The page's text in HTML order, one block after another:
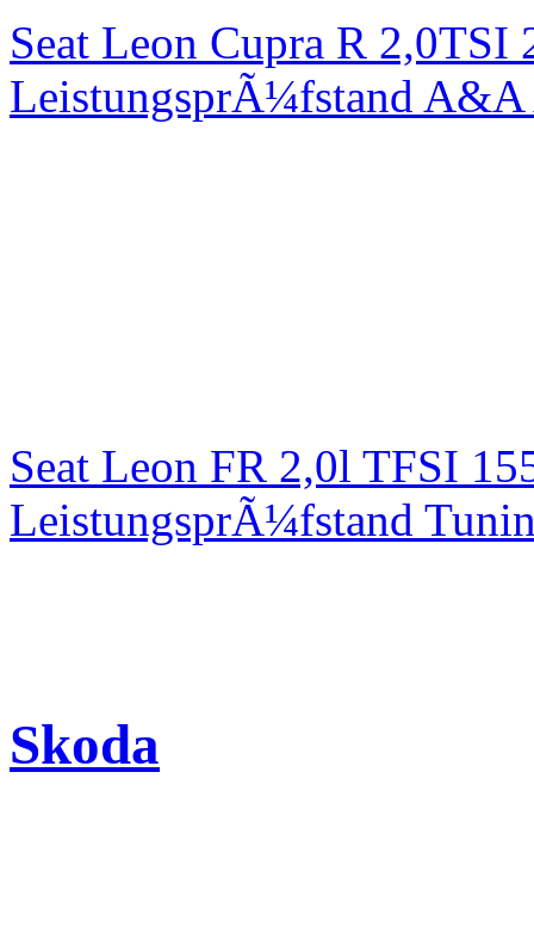
Seat Leon Cupra R
LeistungsprÃ¼fstand
Seat Leon FR 2,0l TFSI
LeistungsprÃ¼fstand
Skoda